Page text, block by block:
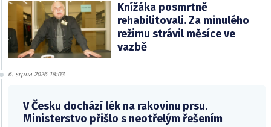
Knížáka posmrtně
rehabilitovali. Za minulého
režimu strávil měsíce ve
vazbě
6. srpna 2026 18:03
V Česku dochází lék na rakovinu prsu.
Ministerstvo přišlo s neotřelým řešením